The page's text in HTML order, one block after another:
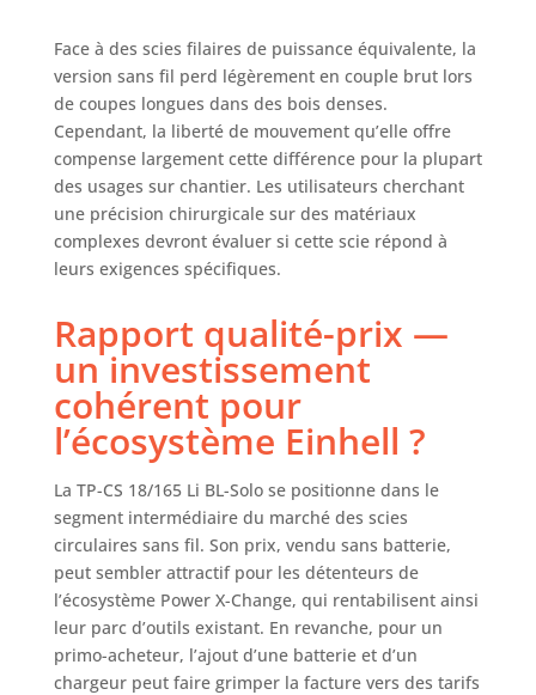
séparément.
Face à des scies filaires de puissance équivalente, la
version sans fil perd légèrement en couple brut lors
de coupes longues dans des bois denses.
Cependant, la liberté de mouvement qu’elle offre
compense largement cette différence pour la plupart
des usages sur chantier. Les utilisateurs cherchant
une précision chirurgicale sur des matériaux
complexes devront évaluer si cette scie répond à
leurs exigences spécifiques.
Rapport qualité-prix —
un investissement
cohérent pour
l’écosystème Einhell ?
La TP-CS 18/165 Li BL-Solo se positionne dans le
segment intermédiaire du marché des scies
circulaires sans fil. Son prix, vendu sans batterie,
peut sembler attractif pour les détenteurs de
l’écosystème Power X-Change, qui rentabilisent ainsi
leur parc d’outils existant. En revanche, pour un
primo-acheteur, l’ajout d’une batterie et d’un
chargeur peut faire grimper la facture vers des tarifs